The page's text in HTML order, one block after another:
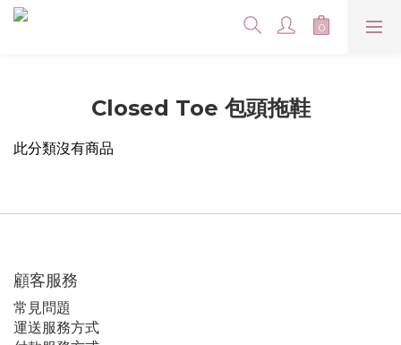
Closed Toe 包頭拖鞋
此分類沒有商品
顧客服務
常見問題
運送服務方式